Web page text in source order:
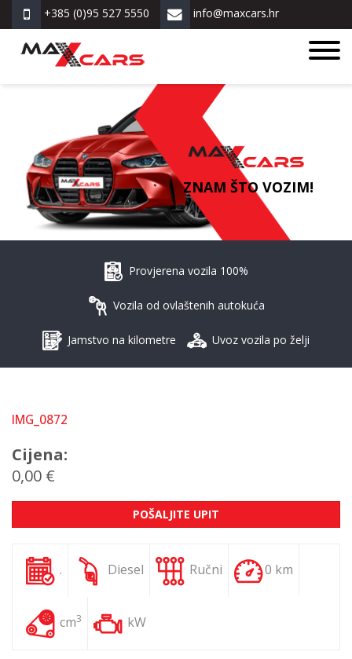
+385 (0)95 527 5550 info@maxcars.hr
ZNAM ŠTO VOZIM!
Provjerena vozila 100%
Vozila od ovlaštenih autokuća
Jamstvo na kilometre Uvoz vozila po želji
IMG_0872
Cijena:
0,00 €
POŠALJITE UPIT
. Diesel Ručni 0 km
cm3 kW